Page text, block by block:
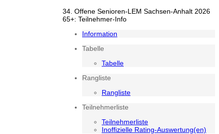
34. Offene Senioren-LEM Sachsen-Anhalt 2026
65+: Teilnehmer-Info
Information
Tabelle
Tabelle
Rangliste
Rangliste
Teilnehmerliste
Teilnehmerliste
Inoffizielle Rating-Auswertung(en)